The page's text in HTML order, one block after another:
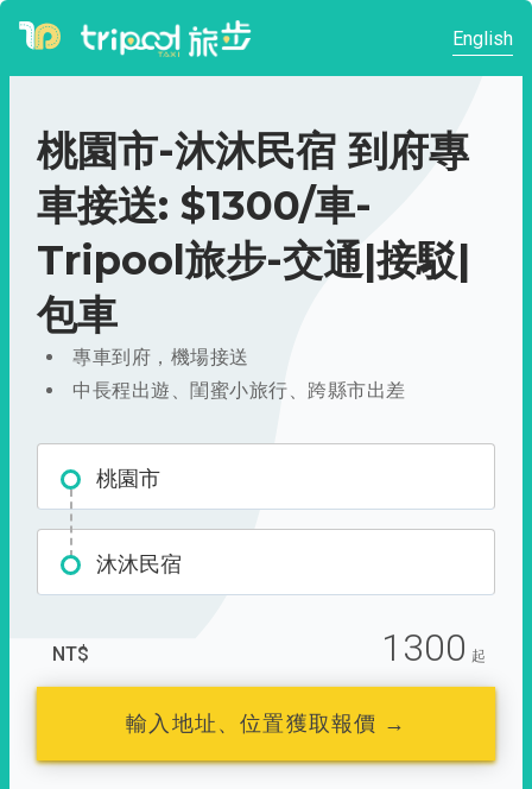
English
桃園市-沐沐民宿 到府專
車接送: $1300/車-
Tripool旅步-交通|接駁|
包車
專車到府，機場接送
中長程出遊、閨蜜小旅行、跨縣市出差
桃園市
沐沐民宿
NT$ 1300 起
輸入地址、位置獲取報價 →